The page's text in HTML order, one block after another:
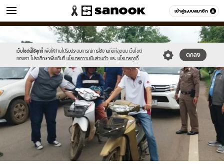
เข้าสู่ระบบสมาชิก
ข่าว หมวดอื่นๆ
เว็บไซต์นี้ใช้คุกกี้ เพื่อให้ท่านได้รับประสบการณ์การใช้งานที่ดีที่สุดบน เว็บไซต์
ของเรา โปรดศึกษาเพิ่มเติมที่ นโยบายความเป็นส่วนตัว และ นโยบายคุกกี้
ตกลง
//s.isanook.com/sr/0/images/logo-
new-
sanook.png
//s.isanook.com/ns/0/ud/1470/7351330/news11.jpg